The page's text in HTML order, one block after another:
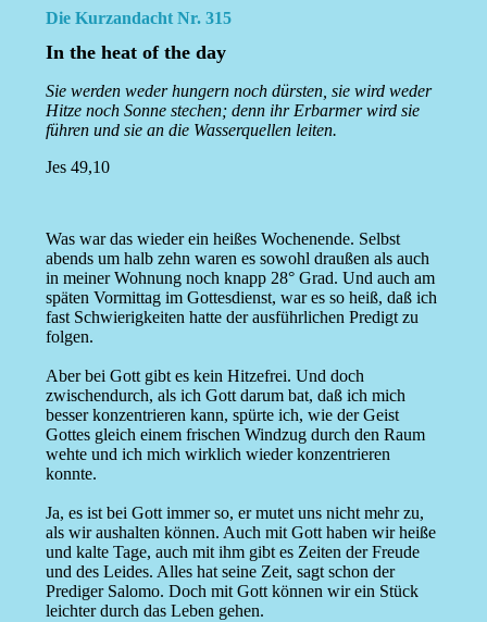
Die Kurzandacht Nr. 315
In the heat of the day
Sie werden weder hungern noch dürsten, sie wird weder
Hitze noch Sonne stechen; denn ihr Erbarmer wird sie
führen und sie an die Wasserquellen leiten.
Jes 49,10
Was war das wieder ein heißes Wochenende. Selbst
abends um halb zehn waren es sowohl draußen als auch
in meiner Wohnung noch knapp 28° Grad. Und auch am
späten Vormittag im Gottesdienst, war es so heiß, daß ich
fast Schwierigkeiten hatte der ausführlichen Predigt zu
folgen.
Aber bei Gott gibt es kein Hitzefrei. Und doch
zwischendurch, als ich Gott darum bat, daß ich mich
besser konzentrieren kann, spürte ich, wie der Geist
Gottes gleich einem frischen Windzug durch den Raum
wehte und ich mich wirklich wieder konzentrieren
konnte.
Ja, es ist bei Gott immer so, er mutet uns nicht mehr zu,
als wir aushalten können. Auch mit Gott haben wir heiße
und kalte Tage, auch mit ihm gibt es Zeiten der Freude
und des Leides. Alles hat seine Zeit, sagt schon der
Prediger Salomo. Doch mit Gott können wir ein Stück
leichter durch das Leben gehen.